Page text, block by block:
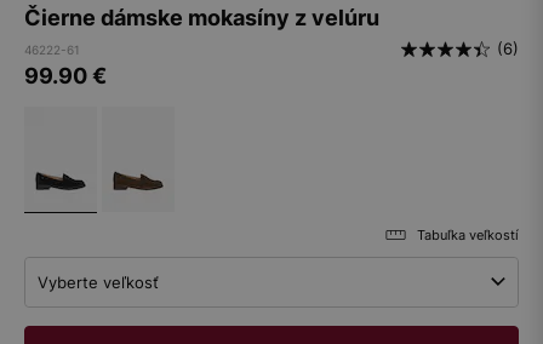
Čierne dámske mokasíny z velúru
46222-61 (6)
99.90€
Tabuľka veľkostí
Vyberte veľkosť